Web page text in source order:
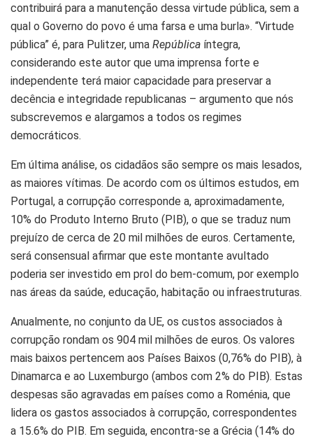
contribuirá para a manutenção dessa virtude pública, sem a
qual o Governo do povo é uma farsa e uma burla». “Virtude
pública” é, para Pulitzer, uma República íntegra,
considerando este autor que uma imprensa forte e
independente terá maior capacidade para preservar a
decência e integridade republicanas – argumento que nós
subscrevemos e alargamos a todos os regimes
democráticos.
Em última análise, os cidadãos são sempre os mais lesados,
as maiores vítimas. De acordo com os últimos estudos, em
Portugal, a corrupção corresponde a, aproximadamente,
10% do Produto Interno Bruto (PIB), o que se traduz num
prejuízo de cerca de 20 mil milhões de euros. Certamente,
será consensual afirmar que este montante avultado
poderia ser investido em prol do bem-comum, por exemplo
nas áreas da saúde, educação, habitação ou infraestruturas.
Anualmente, no conjunto da UE, os custos associados à
corrupção rondam os 904 mil milhões de euros. Os valores
mais baixos pertencem aos Países Baixos (0,76% do PIB), à
Dinamarca e ao Luxemburgo (ambos com 2% do PIB). Estas
despesas são agravadas em países como a Roménia, que
lidera os gastos associados à corrupção, correspondentes
a 15.6% do PIB. Em seguida, encontra-se a Grécia (14% do